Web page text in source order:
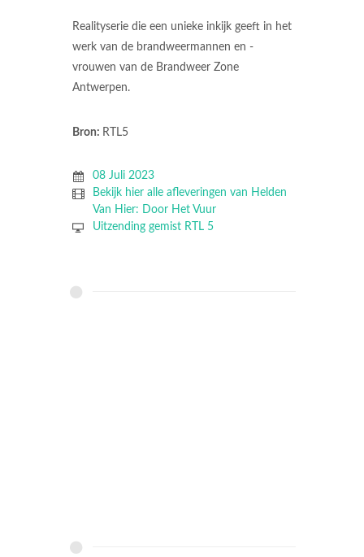
Realityserie die een unieke inkijk geeft in het
werk van de brandweermannen en -
vrouwen van de Brandweer Zone
Antwerpen.
Bron: RTL5
08 Juli 2023
Bekijk hier alle afleveringen van Helden
Van Hier: Door Het Vuur
Uitzending gemist RTL 5